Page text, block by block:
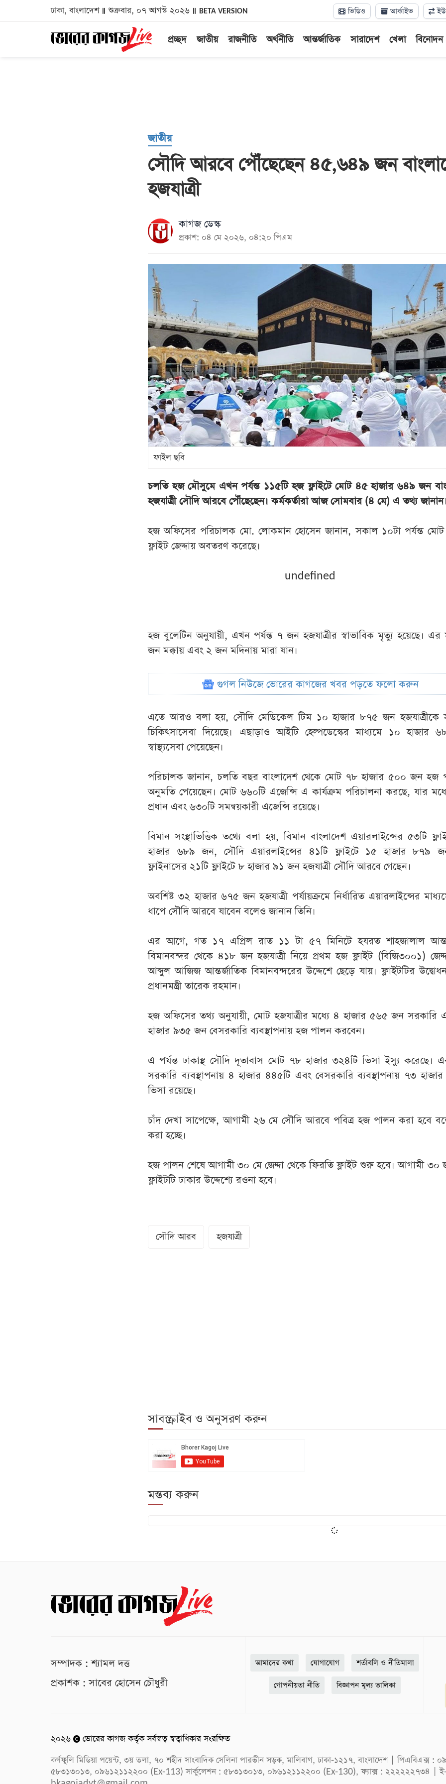
ঢাকা, বাংলাদেশ শুক্রবার, ০৭ আগস্ট ২০২৬ BETA VERSION ভিডিও আর্কাইভ
প্রচ্ছদ জাতীয় রাজনীতি অর্থনীতি আন্তর্জাতিক সারাদেশ খেলা বিনোদন
জাতীয়
সৌদি আরবে পৌঁছেছেন ৪৫,৬৪৯ জন
হজযাত্রী
কাগজ ডেস্ক
প্রকাশ: ০৪ মে ২০২৬, ০৪:২০ পিএম
ফাইল ছবি
চলতি হজ মৌসুমে এখন পর্যন্ত ১১৫টি হজ ফ্লাইটে মোট ৪৫ হাজার ৬৪৯ জন
হজযাত্রী সৌদি আরবে পৌঁছেছেন। কর্মকর্তারা আজ সোমবার (৪ মে) এ তথ্য
হজ অফিসের পরিচালক মো. লোকমান হোসেন জানান, সকাল ১০টা পর্যন্ত
ফ্লাইট জেদ্দায় অবতরণ করেছে।
undefined
হজ বুলেটিন অনুযায়ী, এখন পর্যন্ত ৭ জন হজযাত্রীর স্বাভাবিক মৃত্যু হয়েছে। এর
জন মক্কায় এবং ২ জন মদিনায় মারা যান।
গুগল নিউজে ভোরের কাগজের খবর পড়তে ফলো করুন
এতে আরও বলা হয়, সৌদি মেডিকেল টিম ১০ হাজার ৮৭৫ জন হজযাত্রীকে
চিকিৎসাসেবা দিয়েছে। এছাড়াও আইটি হেল্পডেস্কের মাধ্যমে ১০ হাজার
স্বাস্থ্যসেবা পেয়েছেন।
পরিচালক জানান, চলতি বছর বাংলাদেশ থেকে মোট ৭৮ হাজার ৫০০ জন হজ
অনুমতি পেয়েছেন। মোট ৬৬০টি এজেন্সি এ কার্যক্রম পরিচালনা করছে, যার
প্রধান এবং ৬৩০টি সমন্বয়কারী এজেন্সি রয়েছে।
বিমান সংস্থাভিত্তিক তথ্যে বলা হয়, বিমান বাংলাদেশ এয়ারলাইন্সের ৫৩টি
হাজার ৬৮৯ জন, সৌদি এয়ারলাইন্সের ৪১টি ফ্লাইটে ১৫ হাজার ৮৭৯
ফ্লাইনাসের ২১টি ফ্লাইটে ৮ হাজার ৯১ জন হজযাত্রী সৌদি আরবে গেছেন।
অবশিষ্ট ৩২ হাজার ৬৭৫ জন হজযাত্রী পর্যায়ক্রমে নির্ধারিত এয়ারলাইন্সের
ধাপে সৌদি আরবে যাবেন বলেও জানান তিনি।
এর আগে, গত ১৭ এপ্রিল রাত ১১ টা ৫৭ মিনিটে হযরত শাহজালাল
বিমানবন্দর থেকে ৪১৮ জন হজযাত্রী নিয়ে প্রথম হজ ফ্লাইট (বিজি৩০০১)
আব্দুল আজিজ আন্তর্জাতিক বিমানবন্দরের উদ্দেশে ছেড়ে যায়। ফ্লাইটটির
প্রধানমন্ত্রী তারেক রহমান।
হজ অফিসের তথ্য অনুযায়ী, মোট হজযাত্রীর মধ্যে ৪ হাজার ৫৬৫ জন সরকারি
হাজার ৯৩৫ জন বেসরকারি ব্যবস্থাপনায় হজ পালন করবেন।
এ পর্যন্ত ঢাকাস্থ সৌদি দূতাবাস মোট ৭৮ হাজার ৩২৪টি ভিসা ইস্যু করেছে।
সরকারি ব্যবস্থাপনায় ৪ হাজার ৪৪৫টি এবং বেসরকারি ব্যবস্থাপনায় ৭৩
ভিসা রয়েছে।
চাঁদ দেখা সাপেক্ষে, আগামী ২৬ মে সৌদি আরবে পবিত্র হজ পালন করা হবে
করা হচ্ছে।
হজ পালন শেষে আগামী ৩০ মে জেদ্দা থেকে ফিরতি ফ্লাইট শুরু হবে। আগামী ৩০
ফ্লাইটটি ঢাকার উদ্দেশ্যে রওনা হবে।
সৌদি আরব হজযাত্রী
সাবস্ক্রাইব ও অনুসরণ করুন
মন্তব্য করুন
সম্পাদক : শ্যামল দত্ত
প্রকাশক : সাবের হোসেন চৌধুরী
আমাদের কথা যোগাযোগ শর্তাবলি ও নীতিমালা
গোপনীয়তা নীতি বিজ্ঞাপন মূল্য তালিকা
২০২৬
ভোরের কাগজ কর্তৃক সর্বস্বত্ব স্বত্বাধিকার সংরক্ষিত
কর্ণফুলি মিডিয়া পয়েন্ট, ৩য় তলা, ৭০ শহীদ সাংবাদিক সেলিনা পারভীন সড়ক, মালিবাগ, ঢাকা-১২১৭, বাংলাদেশ |
৫৮৩১৩০১৩, ০৯৬১২১১২২০০ (Ex-113) সার্কুলেশন : ৫৮৩১৩০১৩, ০৯৬১২১১২২০০ (Ex-130), ফ্যাক্স : ২২২২২২৭৩৪ |